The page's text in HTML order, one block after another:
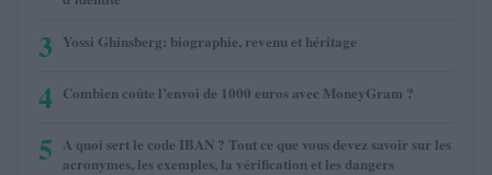
3 Yossi Ghinsberg: biographie, revenu et héritage
4 Combien coûte l’envoi de 1000 euros avec MoneyGram ?
5 A quoi sert le code IBAN ? Tout ce que vous devez savoir sur les
acronymes, les exemples, la vérification et les dangers